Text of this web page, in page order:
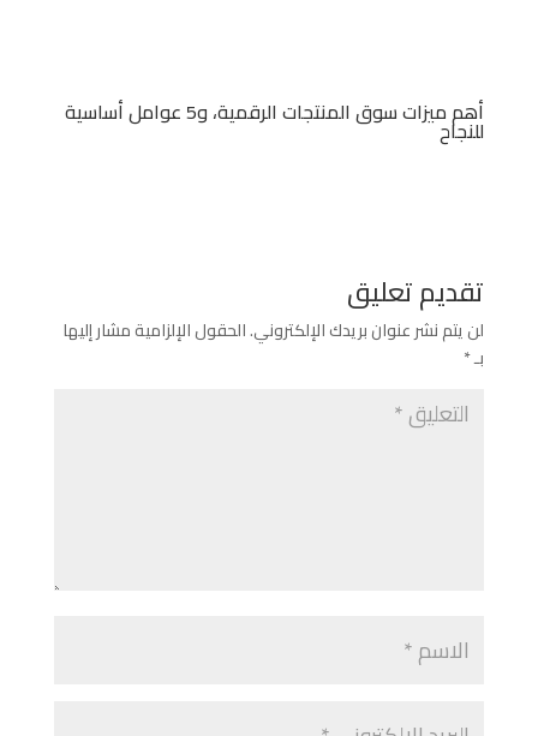
أهم ميزات سوق المنتجات الرقمية، و5 عوامل أساسية
للنجاح
تقديم تعليق
لن يتم نشر عنوان بريدك الإلكتروني.الحقول الإلزامية مشار إليها
بـ*